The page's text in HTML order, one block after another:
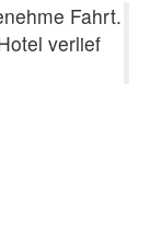
Fahrt.
verlief